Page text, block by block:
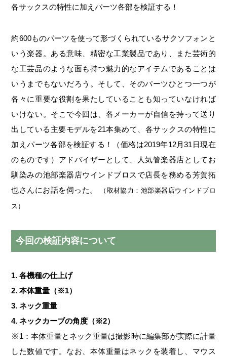
各サックスの特性に加えパーツ各部を検証する！
約600ものパーツを使って形づくられているサクソフォンと
いう楽器。ある意味、精密な工業製品であり、また芸術的
な工芸品のような面も持つ魅力的なアイテムであることは
いうまでもないだろう。そして、そのパーツひとつ一つが
各々に重要な役割を果たしていることも知っていなければ
いけない。そこで今回は、各メーカーが自信を持って送り
出している主要モデルを21本集めて、各サックスの特性に
加えパーツ各部を検証する！（価格は2019年12月31日現在
のものです）アドバイザーとして、人気管楽器店としてお
馴染みの池部楽器店ウインドブロスで店長を務める芳賀拓
也さんにお話を伺った。
（取材協力：池部楽器店ウインドブロ
ス）
今回の検証内容について
1. 各機種の仕上げ
2. 本体重量（※1）
3. ネック重量
4. ネックカーブの角度（※2）
※1：本体重量とネック重量は撮影時に編集部が実際に計量
した数値です。なお、本体重量はネックを装着し、マウス